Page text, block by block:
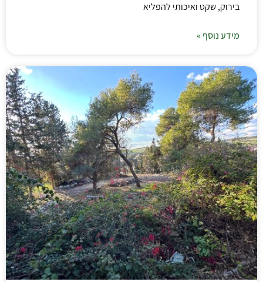
בירוק, שקט ואיכותי להפליא
מידע נוסף »